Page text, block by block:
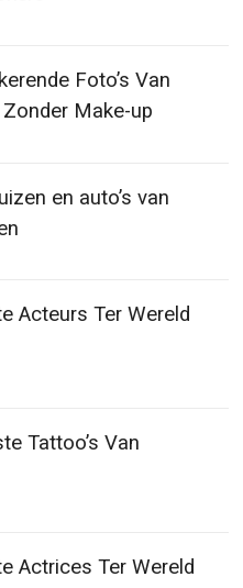
Foto’s Van
Make-up
en auto’s van
Acteurs Ter Wereld
Tattoo’s Van
Actrices Ter Wereld